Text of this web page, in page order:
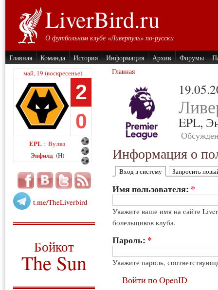
LiverBird.ru
О футбольном клубе «Ливерпуль» по-русски
Главная Команда История Информация Архив Форумы
май, 19 (воскресенье)
2
0
EPL : Вулвз
Энфилд (H)
t.me/TheLiverbird
Бойкот
The Sun
Главная
EPL,
Информация о
Вход в систему Запросить
Имя пользователя: *
Укажите ваше имя на сайте
болельщиков клуба.
Пароль: *
Укажите пароль,
Войти по OpenID